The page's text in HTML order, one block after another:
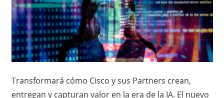
Transformará cómo Cisco y sus Partners crean,
entregan y capturan valor en la era de la IA. El nuevo